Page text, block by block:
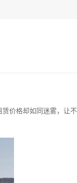
价格却如同迷雾，让